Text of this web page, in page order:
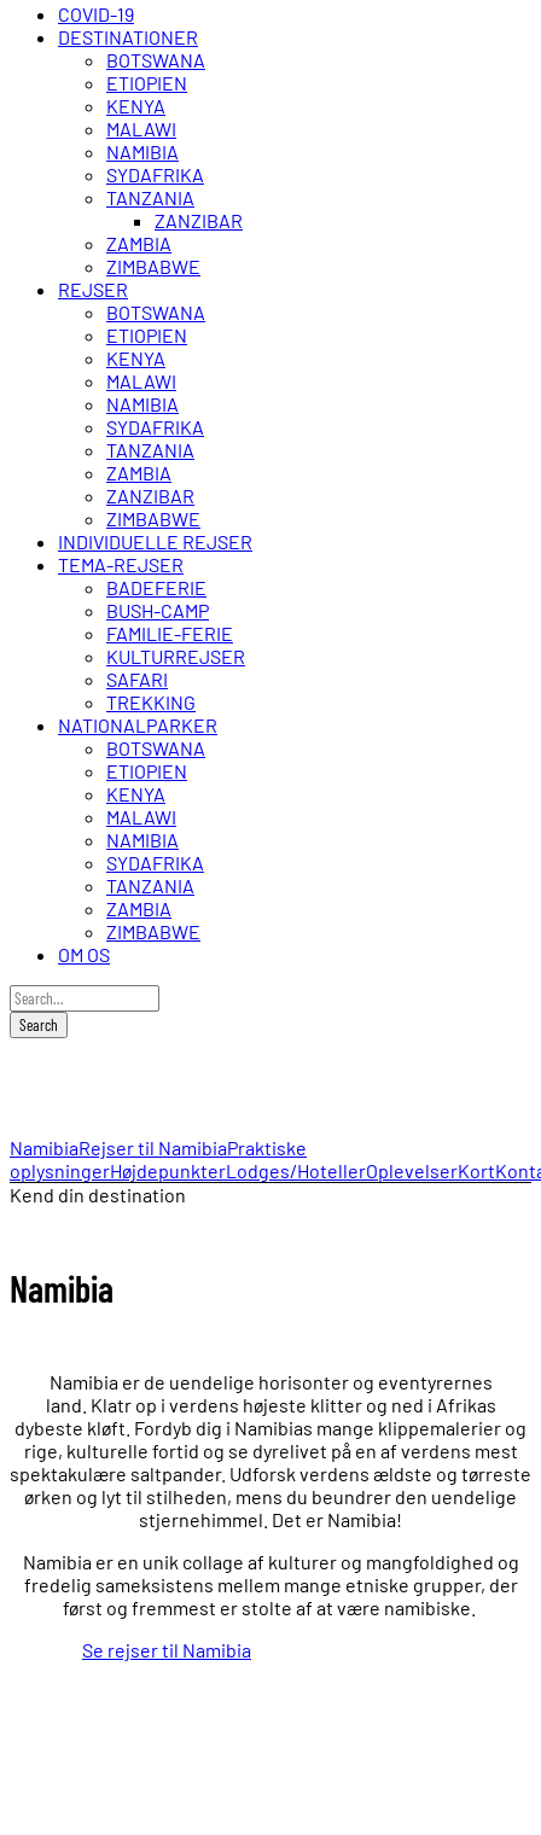
COVID-19
DESTINATIONER
BOTSWANA
ETIOPIEN
KENYA
MALAWI
NAMIBIA
SYDAFRIKA
TANZANIA
ZANZIBAR
ZAMBIA
ZIMBABWE
REJSER
BOTSWANA
ETIOPIEN
KENYA
MALAWI
NAMIBIA
SYDAFRIKA
TANZANIA
ZAMBIA
ZANZIBAR
ZIMBABWE
INDIVIDUELLE REJSER
TEMA-REJSER
BADEFERIE
BUSH-CAMP
FAMILIE-FERIE
KULTURREJSER
SAFARI
TREKKING
NATIONALPARKER
BOTSWANA
ETIOPIEN
KENYA
MALAWI
NAMIBIA
SYDAFRIKA
TANZANIA
ZAMBIA
ZIMBABWE
OM OS
NamibiaRejser til NamibiaPraktiske
oplysningerHøjdepunkterLodges/HotellerOplevelserKort
Kend din destination
Namibia
Namibia er de uendelige horisonter og eventyrernes
land. Klatr op i verdens højeste klitter og ned i Afrikas
dybeste kløft. Fordyb dig i Namibias mange klippemalerier og
rige, kulturelle fortid og se dyrelivet på en af verdens mest
spektakulære saltpander. Udforsk verdens ældste og tørreste
ørken og lyt til stilheden, mens du beundrer den uendelige
stjernehimmel. Det er Namibia!
Namibia er en unik collage af kulturer og mangfoldighed og
fredelig sameksistens mellem mange etniske grupper, der
først og fremmest er stolte af at være namibiske.
Se rejser til Namibia